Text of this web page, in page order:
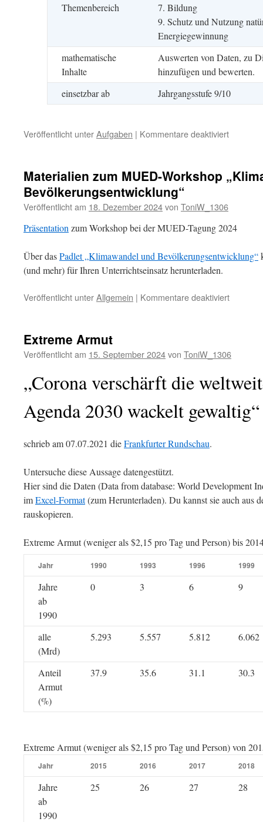
Themenbereich
7. Bildung
9. Schutz und Nutzung
Energiegewinnung
mathematische
Inhalte
Auswerten von Daten, zu
hinzufügen und bewerten.
einsetzbar ab
Jahrgangsstufe 9/10
Veröffentlicht unterAufgaben | Kommentare deaktiviertfür
schnell
Materialien zum MUED-Workshop
Bevölkerungsentwicklung“
Veröffentlicht am 18. Dezember 2024von ToniW_1306
Präsentation zum Workshop bei der MUED-Tagung 2024
Über dasPadlet „Klimawandel und Bevölkerungsentwicklung“
(und mehr) für Ihren Unterrichtseinsatz herunterladen.
Veröffentlicht unterAllgemein | Kommentare deaktiviertfür
Extreme Armut
Veröffentlicht am 15. September 2024von ToniW_1306
„Corona verschärft die
Agenda 2030 wackelt gewaltig“
schrieb am 07.07.2021 dieFrankfurter Rundschau.
Untersuche diese Aussage datengestützt.
Hier sind die Daten (Data from database: World Development
imExcel-Format(zum Herunterladen). Du kannst sie auch aus
rauskopieren.
Extreme Armut (weniger als $2,15 pro Tag und Person) bis
Jahr 1990 1993 1996 1999
Jahre
ab
1990
0 3 6 9
alle
(Mrd)
5.293 5.557 5.812 6.062
Anteil
Armut
(%)
37.9 35.6 31.1 30.3
Extreme Armut (weniger als $2,15 pro Tag und Person) von
Jahr 2015 2016 2017 2018
Jahre
ab
1990
25 26 27 28